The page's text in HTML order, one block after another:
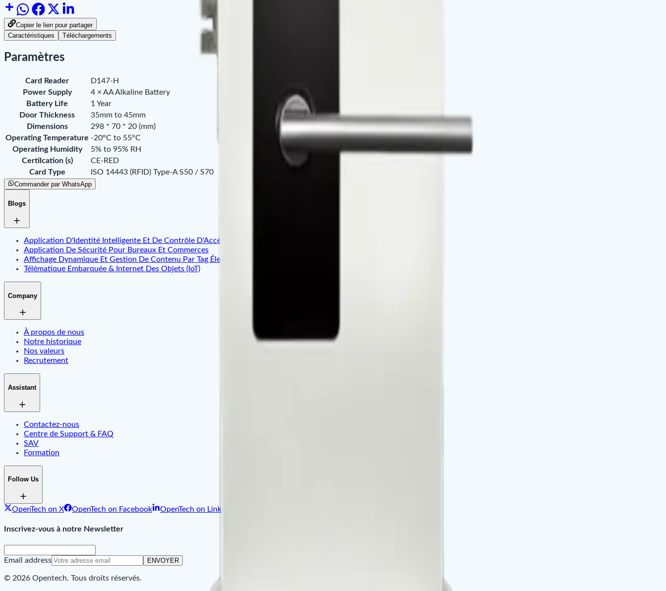
Copier le lien pour partager
Caractéristiques
Téléchargements
Paramètres
Card Reader
D147-H
Power Supply
4 × AA Alkaline Battery
Battery Life
1 Year
Door Thickness
35mm to 45mm
Dimensions
298 * 70 * 20 (mm)
Operating Temperature -20°C to 55°C
Operating Humidity
5% to 95% RH
Certilcation (s)
CE-RED
Card Type
ISO 14443 (RFID) Type-A S50 / S70
Commander par WhatsApp
Blogs
Application D'Identité Intelligente Et De Contrôle D'Accès
Application De Sécurité Pour Bureaux Et Commerces
Affichage Dynamique Et Gestion De Contenu Par Tag Électronique
Télématique Embarquée & Internet Des Objets (IoT)
Company
À propos de nous
Notre historique
Nos valeurs
Recrutement
Assistant
Contactez-nous
Centre de Support & FAQ
SAV
Formation
Follow Us
OpenTech on X OpenTech on Facebook OpenTech on LinkedIn
Inscrivez-vous à notre Newsletter
Email address ENVOYER
© 2026 Opentech. Tous droits réservés.